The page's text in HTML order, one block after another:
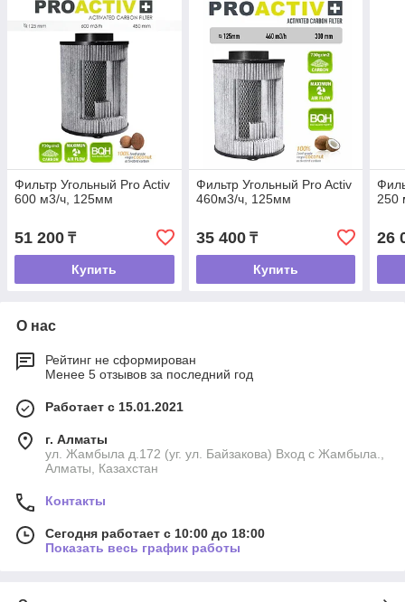
Фильтр Угольный Pro Activ
600 м3/ч, 125мм
51 200 ₸
Купить
Фильтр Угольный Pro Activ
460м3/ч, 125мм
35 400₸
Купить
250
26
О нас
Рейтинг не сформирован
Менее 5 отзывов за последний год
Работает с 15.01.2021
г. Алматы
ул. Жамбыла д.172 (уг. ул. Байзакова) Вход с Жамбыла.,
Алматы, Казахстан
Контакты
Сегодня работает с 10:00 до 18:00
Показать весь график работы